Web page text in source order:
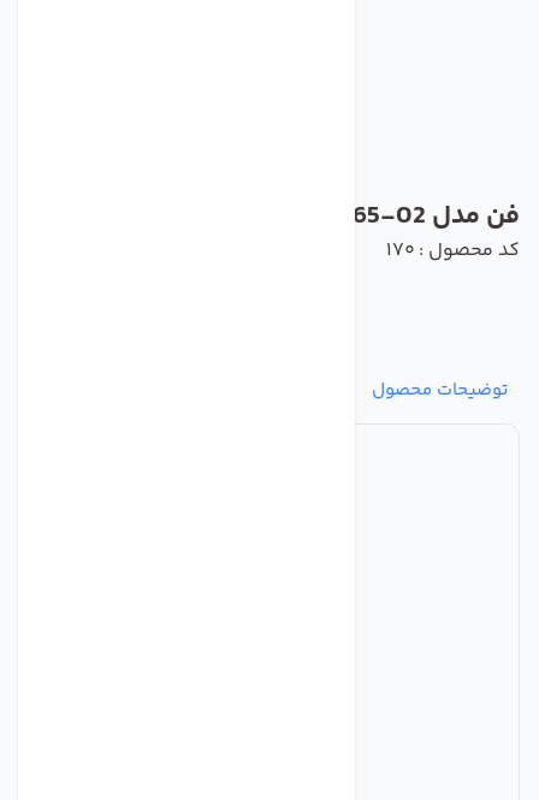
فن مدل S2E250-BE65-02 برند ebmpapst
کد محصول : 170
توضیحات محصول